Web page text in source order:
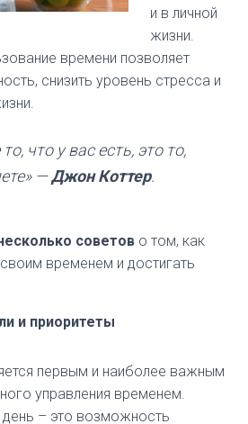
и в личной
жизни.
времени позволяет
снизить уровень стресса и
что у вас есть, это то,
—Джон Коттер.
советов о том, как
временем и достигать
и приоритеты
первым и наиболее важным
управления временем.
– это возможность